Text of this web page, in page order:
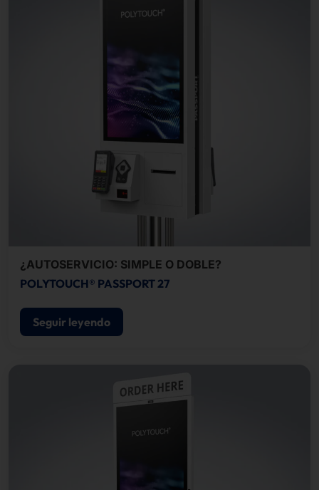
¿AUTOSERVICIO: SIMPLE O DOBLE?
POLYTOUCH® PASSPORT 27
Seguir leyendo